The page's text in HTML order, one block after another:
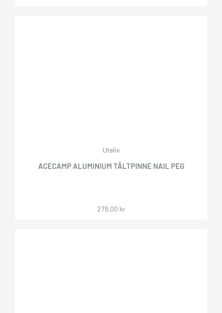
Uteliv
ACECAMP ALUMINIUM TÄLTPINNE NAIL PEG
279,00 kr